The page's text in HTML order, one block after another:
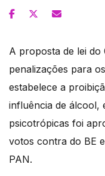
A proposta de lei
penalizações para
estabelece a
influência de álcool,
psicotrópicas foi
votos contra do BE
PAN.